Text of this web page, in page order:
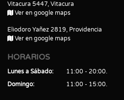
Vitacura 5447, Vitacura
Ver en google maps
Eliodoro Yañez 2819, Providencia
Ver en google maps
HORARIOS
Lunes a Sábado
11:00 - 20:00
Domingo
11:00 - 15:00